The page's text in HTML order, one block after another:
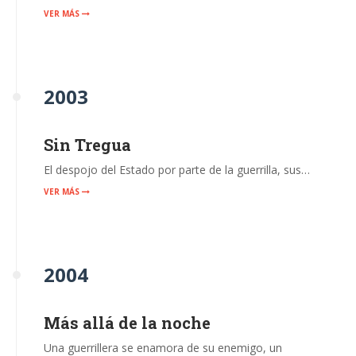
VER MÁS
2003
Sin Tregua
El despojo del Estado por parte de la guerrilla, sus…
VER MÁS
2004
Más allá de la noche
Una guerrillera se enamora de su enemigo, un